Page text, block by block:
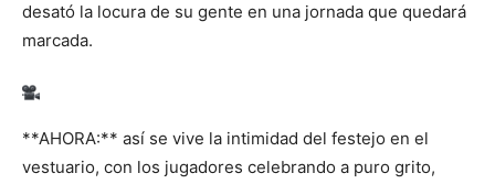
desató la locura de su gente en una jornada que quedará
marcada.
**AHORA:** así se vive la intimidad del festejo en el
vestuario, con los jugadores celebrando a puro grito,